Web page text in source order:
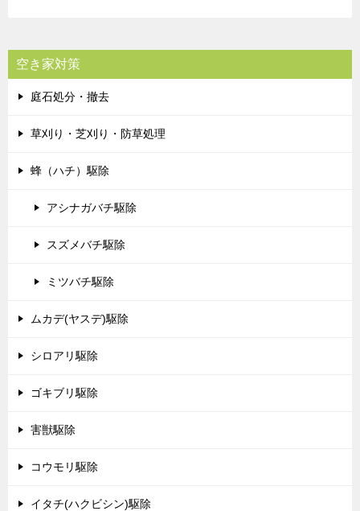
空き家対策
庭石処分・撤去
草刈り・芝刈り・防草処理
蜂（ハチ）駆除
アシナガバチ駆除
スズメバチ駆除
ミツバチ駆除
ムカデ(ヤスデ)駆除
シロアリ駆除
ゴキブリ駆除
害獣駆除
コウモリ駆除
イタチ(ハクビシン)駆除